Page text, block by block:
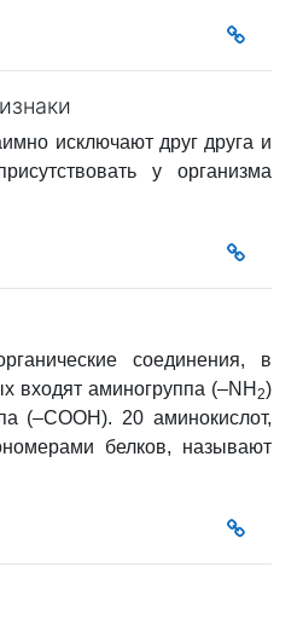
исключают друг друга и
у организма
соединения, в
входят аминогруппа (–NН 2)
(–СООН). 20 аминокислот,
белков, называют